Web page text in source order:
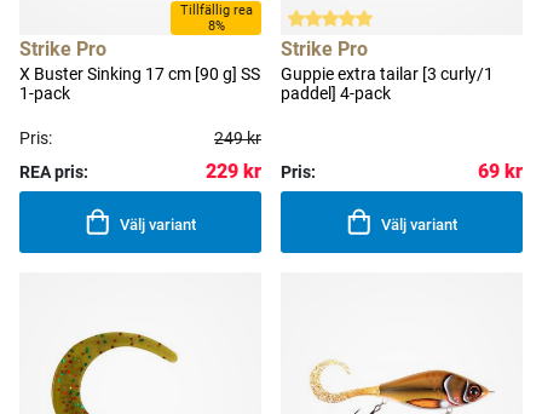
Tillfällig rea
8%
Strike Pro
X Buster Sinking 17 cm [90 g] SS
1-pack
Pris:
249 kr
REA pris:
229 kr
Välj variant
Strike Pro
Guppie extra tailar [3 curly/1
paddel] 4-pack
Pris: 69 kr
Välj variant